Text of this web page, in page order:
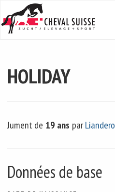
HOLIDAY
Jument de 19 ans parLiandero
Données de base